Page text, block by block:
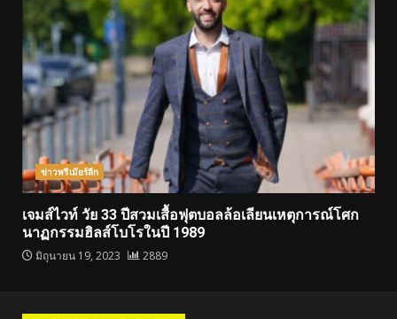
ข่าวพรีเมียร์ลีก
เจมส์ไวท์ วัย 33 ปีสวมเสื้อฟุตบอลล้อเลียนเหตุการณ์โศก
นาฏกรรมฮิลส์โบโรในปี 1989
มิถุนายน 19, 2023 2889